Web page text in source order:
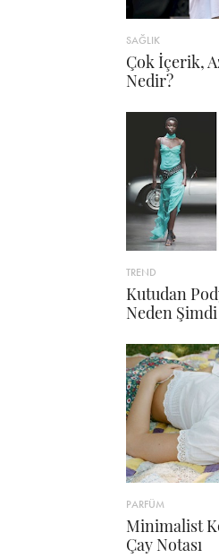
SAĞLIK
Çok İçerik,
Nedir?
TREND
Kutudan
Neden
PARFÜM
Minimalist
Çay Notası